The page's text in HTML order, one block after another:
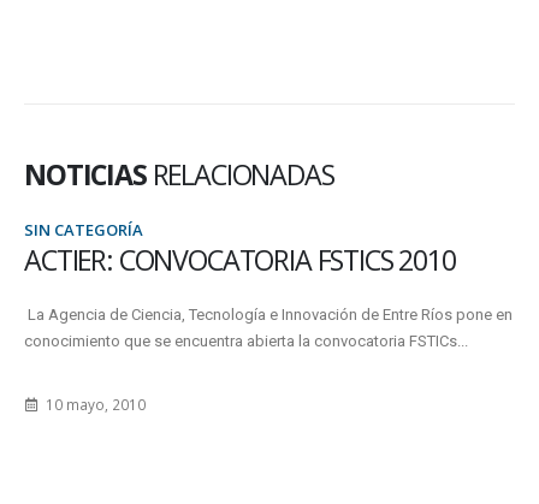
NOTICIAS RELACIONADAS
SIN CATEGORÍA
ACTIER: CONVOCATORIA FSTICS 2010
La Agencia de Ciencia, Tecnología e Innovación de Entre Ríos pone en
conocimiento que se encuentra abierta la convocatoria FSTICs...
10 mayo, 2010